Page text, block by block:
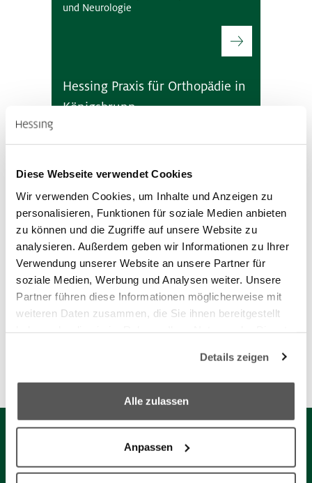
Diese Webseite verwendet Cookies
Wir verwenden Cookies, um Inhalte und Anzeigen zu
personalisieren, Funktionen für soziale Medien anbieten
zu können und die Zugriffe auf unsere Website zu
analysieren. Außerdem geben wir Informationen zu Ihrer
Verwendung unserer Website an unsere Partner für
soziale Medien, Werbung und Analysen weiter. Unsere
Partner führen diese Informationen möglicherweise mit
weiteren Daten zusammen, die Sie ihnen bereitgestellt
We work with6 third partieswho may receive and
process your information.
Details zeigen
Alle zulassen
Anpassen
und Neurologie
Hessing Praxis für Orthopädie in
Königsbrunn
und Jugendorthopädie, Neuroorthopädie
Hessing Praxis für Orthopädie in
Gersthofen
Ihr Partner für Hände, Sportorthopädie,
allgemeine Orthopädie und ambulante
Operationen
Unsere Partner